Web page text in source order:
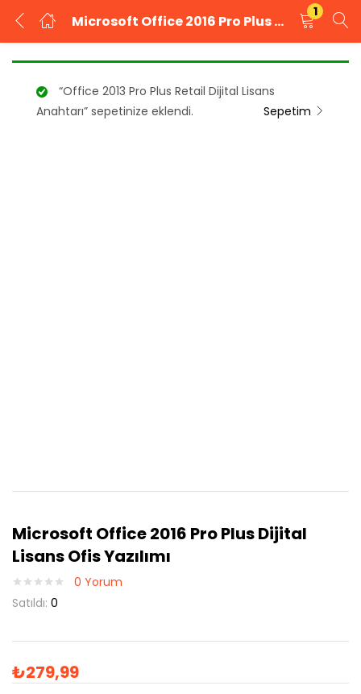
Microsoft Office 2016 Pro Plus Dijital Lisans Ofis Yazılımı
1
GIRIŞ YAP
KAYIT OL
Kullanıcı adınızı ve şifrenizi girin.
“Office 2013 Pro Plus Retail Dijital Lisans
Anahtarı” sepetinize eklendi.
Sepetim
Microsoft Office 2016 Pro Plus Dijital
Lisans Ofis Yazılımı
0 Yorum
Satıldı: 0
₺279,99